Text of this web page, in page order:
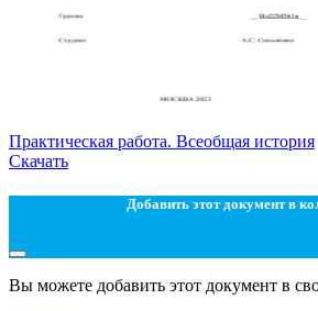
Практическая работа. Всеобщая история
Скачать
Добавить этот документ в
Вы можете добавить этот документ в